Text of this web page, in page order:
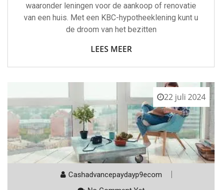
waaronder leningen voor de aankoop of renovatie
van een huis. Met een KBC-hypotheeklening kunt u
de droom van het bezitten
LEES MEER
22 juli 2024
Cashadvancepaydayp9ecom